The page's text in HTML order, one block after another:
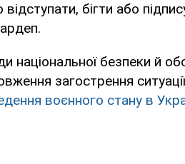
бігти або
національної безпеки й
загострення
воєнного стану в